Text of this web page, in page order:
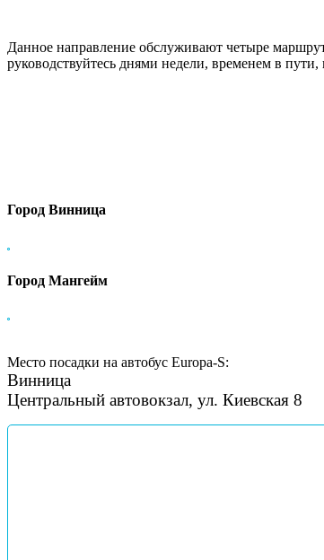
Данное направление обслуживают четыре
руководствуйтесь днями недели, временем в
Город Винница
Город Мангейм
Место посадки на автобус Europa-S:
Винница
Центральный автовокзал, ул. Киевская 8